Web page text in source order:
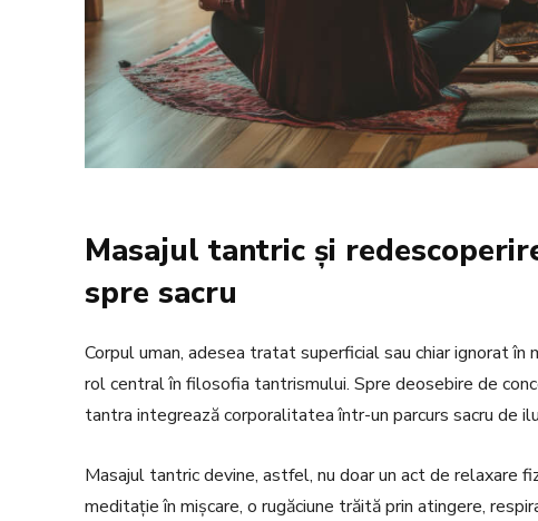
Masajul tantric și
spre sacru
Corpul uman, adesea tratat superficial sau chiar ignorat
rol central în filosofia tantrismului. Spre deosebire de
tantra integrează corporalitatea într-un parcurs sacru de
Masajul tantric devine, astfel, nu doar un act de relaxare
meditație în mișcare, o rugăciune trăită prin atingere,